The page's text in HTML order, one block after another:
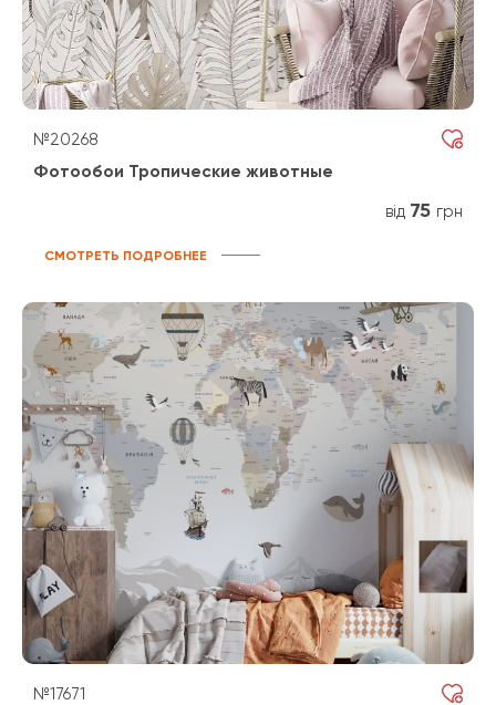
№20268
Фотообои Тропические животные
від 75 грн
СМОТРЕТЬ ПОДРОБНЕЕ
№17671